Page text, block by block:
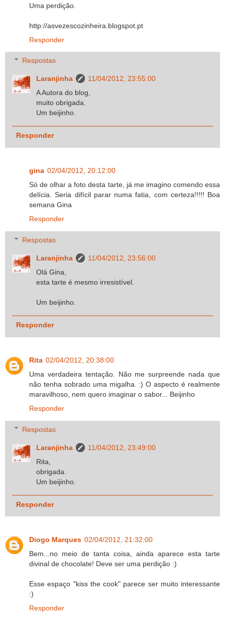
Uma perdição.
http://asvezescozinheira.blogspot.pt
Responder
Respostas
Laranjinha
11/04/2012, 23:55:00
A Autora do blog,
muito obrigada.
Um beijinho.
Responder
gina 02/04/2012, 20:12:00
Só de olhar a foto desta tarte, já me imagino comendo essa
delícia. Seria difícil parar numa fatia, com certeza!!!!! Boa
semana Gina
Responder
Respostas
Laranjinha
11/04/2012, 23:56:00
Olá Gina,
esta tarte é mesmo irresistível.
Um beijinho.
Responder
Rita 02/04/2012, 20:38:00
Uma verdadeira tentação. Não me surpreende nada que
não tenha sobrado uma migalha. :) O aspecto é realmente
maravilhoso, nem quero imaginar o sabor... Beijinho
Responder
Respostas
Laranjinha
11/04/2012, 23:49:00
Rita,
obrigada.
Um beijinho.
Responder
Diogo Marques 02/04/2012, 21:32:00
Bem...no meio de tanta coisa, ainda aparece esta tarte
divinal de chocolate! Deve ser uma perdição :)
Esse espaço "kiss the cook" parece ser muito interessante
:)
Responder